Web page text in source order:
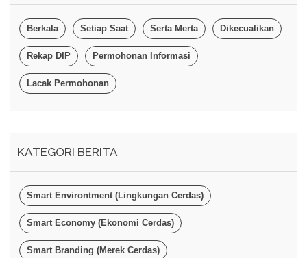
Berkala Setiap Saat Serta Merta Dikecualikan
Rekap DIP Permohonan Informasi
Lacak Permohonan
KATEGORI BERITA
Smart Environtment (Lingkungan Cerdas)
Smart Economy (Ekonomi Cerdas)
Smart Branding (Merek Cerdas)